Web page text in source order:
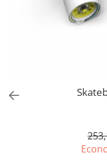
Consultanta Instalare
Jucarii de Sortare
PAPUSI